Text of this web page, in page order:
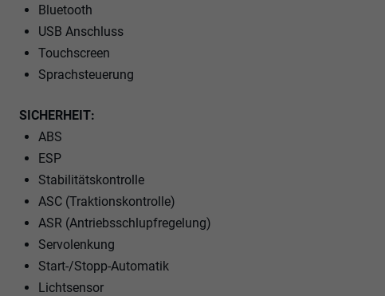
Bluetooth
USB Anschluss
Touchscreen
Sprachsteuerung
SICHERHEIT:
ABS
ESP
Stabilitätskontrolle
ASC (Traktionskontrolle)
ASR (Antriebsschlupfregelung)
Servolenkung
Start-/Stopp-Automatik
Lichtsensor